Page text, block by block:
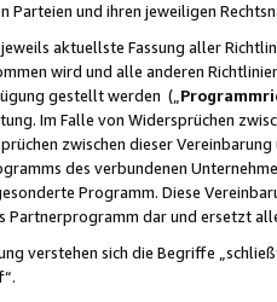
Parteien und ihren jeweiligen
aktuellste Fassung aller
wird und alle anderen
gestellt werden („
Im Falle von Widersprüchen
zwischen dieser
des verbundenen
Programm. Diese
Partnerprogramm dar und ersetzt
verstehen sich die Begriffe